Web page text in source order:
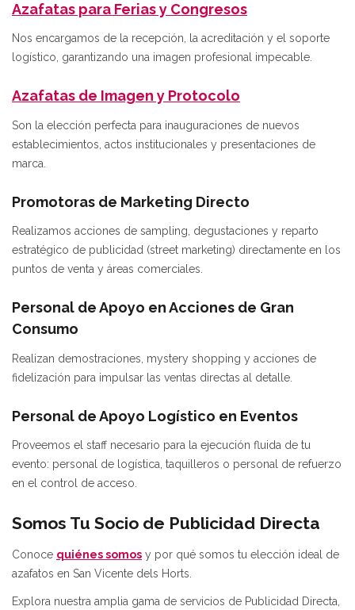
Azafatas para Ferias y Congresos
Nos encargamos de la recepción, la acreditación y el soporte
logístico, garantizando una imagen profesional impecable.
Azafatas de Imagen y Protocolo
Son la elección perfecta para inauguraciones de nuevos
establecimientos, actos institucionales y presentaciones de
marca.
Promotoras de Marketing Directo
Realizamos acciones de sampling, degustaciones y reparto
estratégico de publicidad (street marketing) directamente en los
puntos de venta y áreas comerciales.
Personal de Apoyo en Acciones de Gran
Consumo
Realizan demostraciones, mystery shopping y acciones de
fidelización para impulsar las ventas directas al detalle.
Personal de Apoyo Logístico en Eventos
Proveemos el staff necesario para la ejecución fluida de tu
evento: personal de logística, taquilleros o personal de refuerzo
en el control de acceso.
Somos Tu Socio de Publicidad Directa
Conoce quiénes somos y por qué somos tu elección ideal de
azafatos en San Vicente dels Horts.
Explora nuestra amplia gama de servicios de Publicidad Directa,